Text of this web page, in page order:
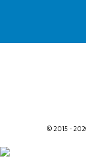
© 2015 -